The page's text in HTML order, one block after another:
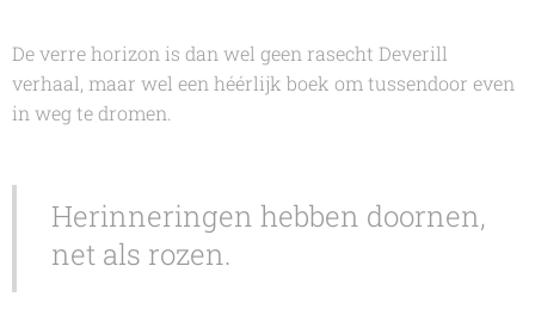
De verre horizon is dan wel geen rasecht Deverill
verhaal, maar wel een héérlijk boek om tussendoor even
in weg te dromen.
Herinneringen hebben doornen,
net als rozen.